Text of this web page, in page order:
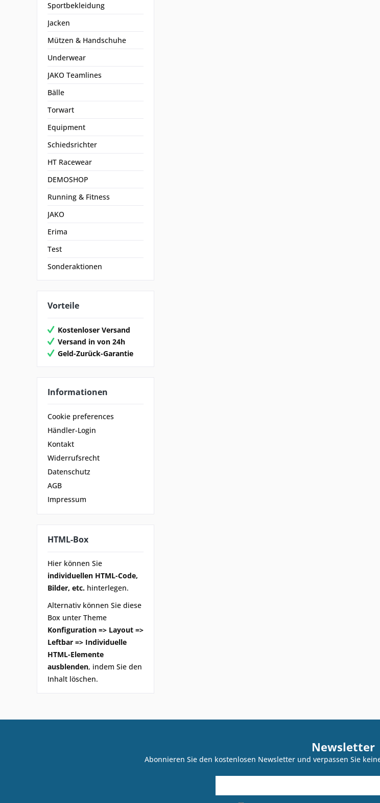
Sportbekleidung
Jacken
Mützen & Handschuhe
Underwear
JAKO Teamlines
Bälle
Torwart
Equipment
Schiedsrichter
HT Racewear
DEMOSHOP
Running & Fitness
JAKO
Erima
Test
Sonderaktionen
Vorteile
Kostenloser Versand
Versand in von 24h
Geld-Zurück-Garantie
Informationen
Cookie preferences
Händler-Login
Kontakt
Widerrufsrecht
Datenschutz
AGB
Impressum
HTML-Box
Hier können Sie
individuellen HTML-Code,
Bilder, etc. hinterlegen.
Alternativ können Sie diese
Box unter Theme
Konfiguration => Layout =>
Leftbar => Individuelle
HTML-Elemente
ausblenden, indem Sie den
Inhalt löschen.
Newsletter
Abonnieren Sie den kostenlosen Newsletter und verpassen Sie